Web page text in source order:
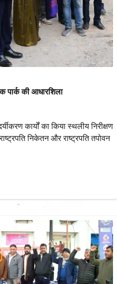
पार्क की आधारशिला
कार्यों का किया स्थलीय निरीक्षण
निकेतन और राष्ट्रपति तपोवन